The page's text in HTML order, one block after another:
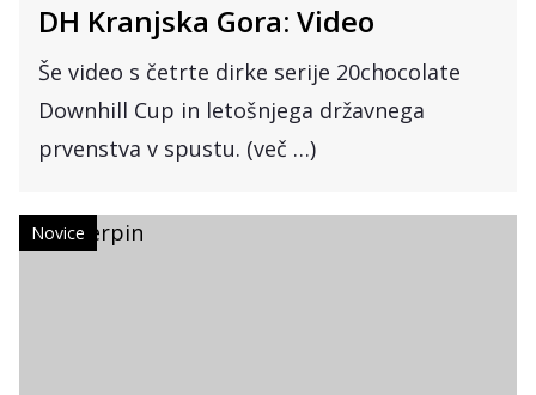
DH Kranjska Gora: Video
Še video s četrte dirke serije 20chocolate
Downhill Cup in letošnjega državnega
prvenstva v spustu. (več …)
Novice